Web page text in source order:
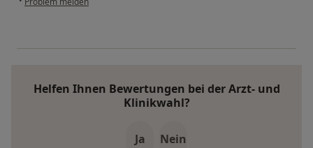
Helfen Ihnen Bewertungen bei der Arzt- und
Klinikwahl?
Ja Nein